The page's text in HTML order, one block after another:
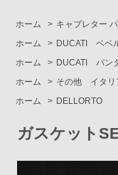
ホーム > キャブレター
ホーム
> DUCATI ベベ
ホーム
> DUCATI パン
ホーム
> その他 イタリ
ホーム
> DELLORTO
ガスケット